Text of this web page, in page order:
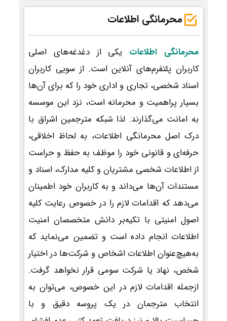
محرمانگی اطلاعات
محرمانگی اطلاعات یکی از دغدغه‌های اصلی
کاربران پلتفرم‌های آنلاین است. از سویی کاربران
اسناد شخصی، تجاری و اداری خود را که برای آن‌ها
بسیار پراهمیت و محرمانه است، نزد این موسسه
به امانت می‌گذارند. لذا شبکه مترجمین اشراق با
درک اصل محرمانگی اطلاعات، به لحاظ اخلاقی،
حرفه‌ای و قانونی خود را موظف به حفظ و حراست
از اطلاعات شخصی مشتریان و کلیه مدارک، اسناد و
مستندات آن‌ها می‌داند و به کاربران خود اطمینان
می‌دهد که اقدامات لازم را در خصوص رعایت کلیه
اصول امنیتی با تکیه‌بر دانش متخصصان امنیت
اطلاعات انجام داده است و تضمین می‌نماید که
به‌هیچ‌عنوان اطلاعات اشخاص و شرکت‌ها در اختیار
شخص، نهاد یا شرکت سومی قرار نخواهد گرفت.
ازجمله اقدامات لازم در این خصوص، می‌توان به
انتخاب مترجمان در یک پروسه دقیق و با